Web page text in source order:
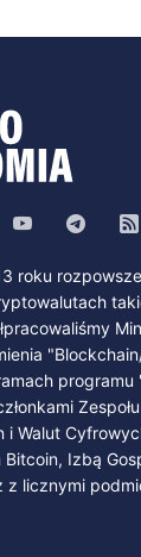
roku
Walut
Izbą
z licznymi